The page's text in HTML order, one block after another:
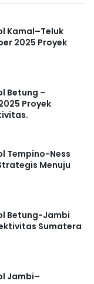
Kamal–Teluk
2025 Proyek
Betung –
Proyek
Tempino-Ness
Menuju
Betung-Jambi
Sumatera
Jambi–